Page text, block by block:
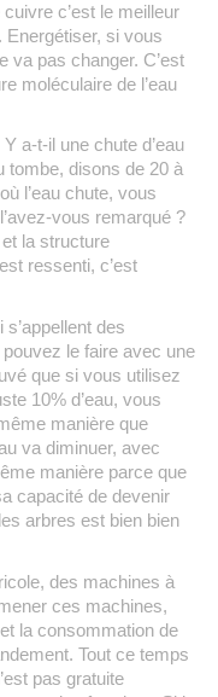
c’est le meilleur
Energétiser, si vous
va pas changer. C’est
moléculaire de l’eau
a-t-il une chute d’eau
tombe, disons de 20 à
l’eau chute, vous
vous remarqué ?
la structure
ressenti, c’est
des
le faire avec une
que si vous utilisez
10% d’eau, vous
manière que
va diminuer, avec
manière parce que
capacité de devenir
arbres est bien bien
des machines à
ces machines,
la consommation de
Tout ce temps
pas gratuite